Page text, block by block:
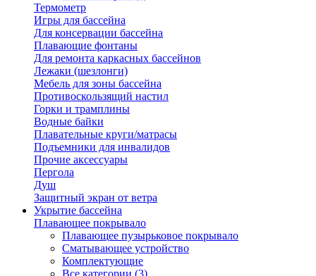
Термометр
Игры для бассейна
Для консервации бассейна
Плавающие фонтаны
Для ремонта каркасных бассейнов
Лежаки (шезлонги)
Мебель для зоны бассейна
Противоскользящий настил
Горки и трамплины
Водные байки
Плавательные круги/матрасы
Подъемники для инвалидов
Прочие аксессуары
Пергола
Душ
Защитный экран от ветра
Укрытие бассейна
Плавающее покрывало
Плавающее пузырьковое покрывало
Сматывающее устройство
Комплектующие
Все категории (3)